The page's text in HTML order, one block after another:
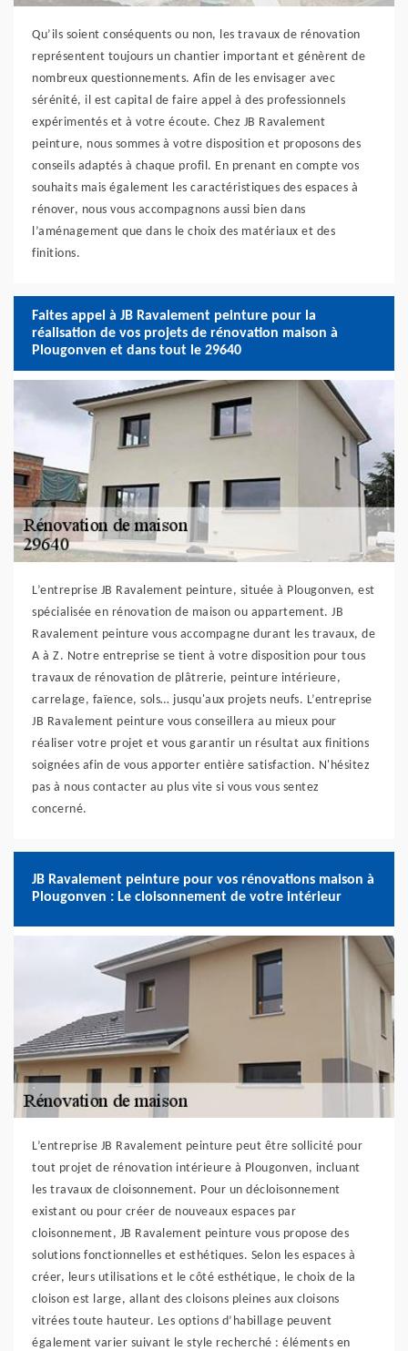
Qu’ils soient conséquents ou non, les travaux de rénovation
représentent toujours un chantier important et génèrent de
nombreux questionnements. Afin de les envisager avec
sérénité, il est capital de faire appel à des professionnels
expérimentés et à votre écoute. Chez JB Ravalement
peinture, nous sommes à votre disposition et proposons des
conseils adaptés à chaque profil. En prenant en compte vos
souhaits mais également les caractéristiques des espaces à
rénover, nous vous accompagnons aussi bien dans
l’aménagement que dans le choix des matériaux et des
finitions.
Faites appel à JB Ravalement peinture pour la
réalisation de vos projets de rénovation maison à
Plougonven et dans tout le 29640
L’entreprise JB Ravalement peinture, située à Plougonven, est
spécialisée en rénovation de maison ou appartement. JB
Ravalement peinture vous accompagne durant les travaux, de
A à Z. Notre entreprise se tient à votre disposition pour tous
travaux de rénovation de plâtrerie, peinture intérieure,
carrelage, faïence, sols… jusqu'aux projets neufs. L’entreprise
JB Ravalement peinture vous conseillera au mieux pour
réaliser votre projet et vous garantir un résultat aux finitions
soignées afin de vous apporter entière satisfaction. N'hésitez
pas à nous contacter au plus vite si vous vous sentez
concerné.
JB Ravalement peinture pour vos rénovations maison à
Plougonven : Le cloisonnement de votre intérieur
L’entreprise JB Ravalement peinture peut être sollicité pour
tout projet de rénovation intérieure à Plougonven, incluant
les travaux de cloisonnement. Pour un décloisonnement
existant ou pour créer de nouveaux espaces par
cloisonnement, JB Ravalement peinture vous propose des
solutions fonctionnelles et esthétiques. Selon les espaces à
créer, leurs utilisations et le côté esthétique, le choix de la
cloison est large, allant des cloisons pleines aux cloisons
vitrées toute hauteur. Les options d’habillage peuvent
également varier suivant le style recherché : éléments en